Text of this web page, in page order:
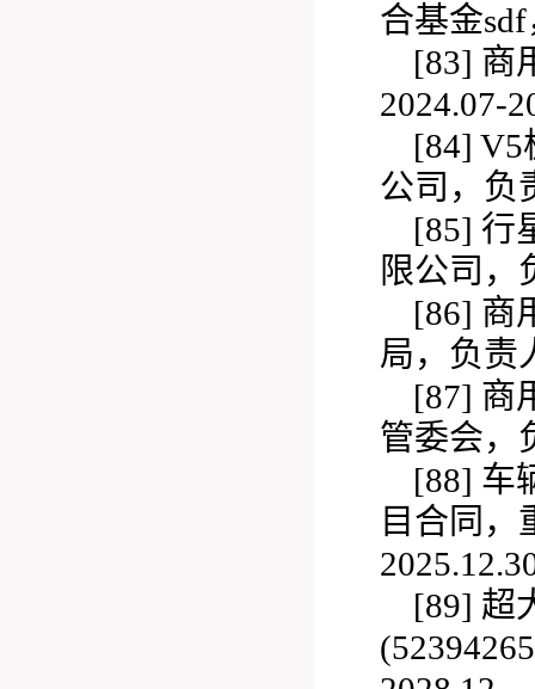
合基金
[83] 商
2024.07-
[84] V5
公司，负
[85] 行
限公司，
[86] 商
局，负责
[87] 商
管委会，
[88] 车
目合同，
[89] 超
(